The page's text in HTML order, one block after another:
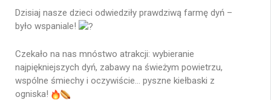
Dzisiaj nasze dzieci odwiedziły prawdziwą farmę dyń –
było wspaniale!
Czekało na nas mnóstwo atrakcji: wybieranie
najpiękniejszych dyń, zabawy na świeżym powietrzu,
wspólne śmiechy i oczywiście… pyszne kiełbaski z
ogniska!